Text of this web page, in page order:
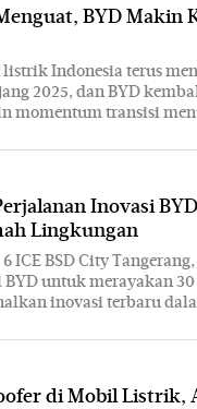
BYD Makin
listrik Indonesia terus
2025, dan BYD
momentum transisi
Inovasi
Lingkungan
ICE BSD City
BYD untuk merayakan
inovasi terbaru
di Mobil Listrik,